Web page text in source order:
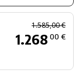
1.585,00 €
1.268 00 €